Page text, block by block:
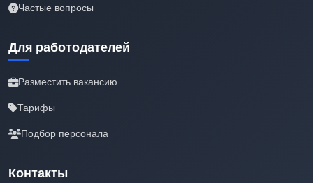
Частые вопросы
Для работодателей
Разместить вакансию
Тарифы
Подбор персонала
Контакты